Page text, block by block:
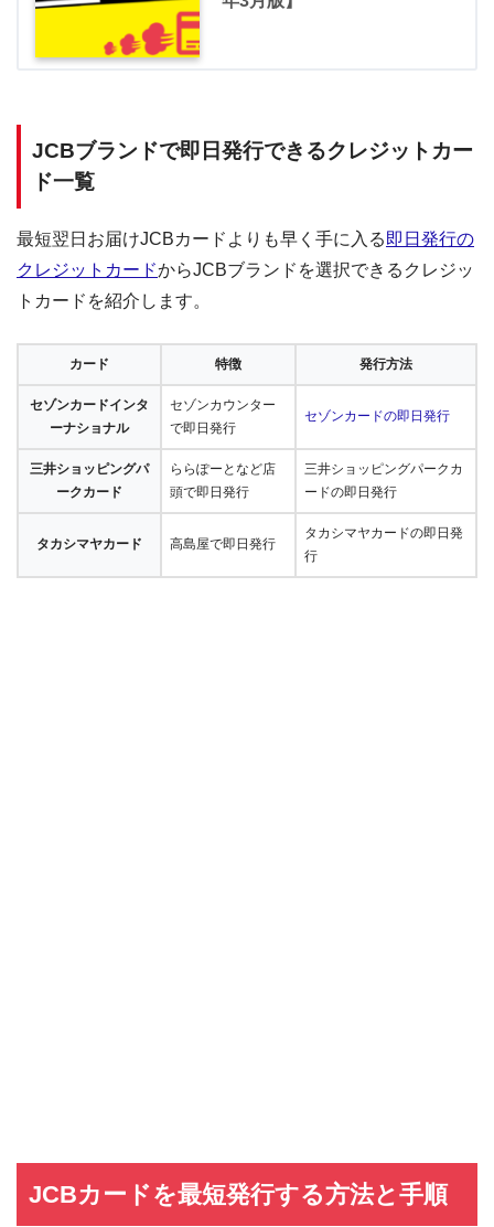
JCBブランドで即日発行できるクレジットカー
ド一覧
最短翌日お届けJCBカードよりも早く手に入る 即日発行の
クレジットカードからJCBブランドを選択できるクレジッ
トカードを紹介します。
カード 特徴 発行方法
セゾンカードインタ
ーナショナル
セゾンカウンター
で即日発行
セゾンカードの即日発行
三井ショッピングパ
ークカード
ららぽーとなど店
頭で即日発行
三井ショッピングパークカ
ードの即日発行
タカシマヤカード 高島屋で即日発行
タカシマヤカードの即日発
行
JCBカードを最短発行する方法と手順